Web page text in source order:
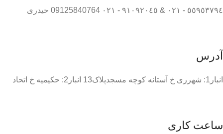
٥٥٩٥٣٧٩٤ - ٠٢١ & ٩١٠٩٢٠٤٥ - ٠٢١ 09125840764 حیدری
آدرس
انبار1: شهرری خ آستانه کوچه مسجدپلاک13 انبار2: حکیمیه خ اتحاد
ساعت کاری